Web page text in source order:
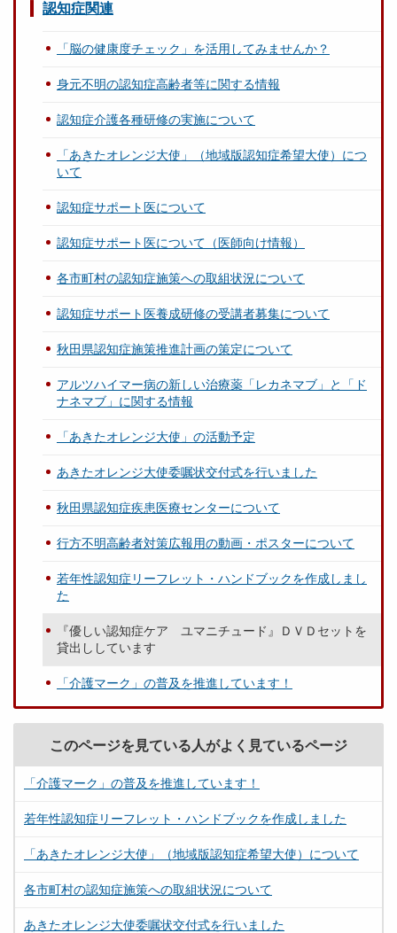
認知症関連
「脳の健康度チェック」を活用してみませんか？
身元不明の認知症高齢者等に関する情報
認知症介護各種研修の実施について
「あきたオレンジ大使」（地域版認知症希望大使）につ
いて
認知症サポート医について
認知症サポート医について（医師向け情報）
各市町村の認知症施策への取組状況について
認知症サポート医養成研修の受講者募集について
秋田県認知症施策推進計画の策定について
アルツハイマー病の新しい治療薬「レカネマブ」と「ド
ナネマブ」に関する情報
「あきたオレンジ大使」の活動予定
あきたオレンジ大使委嘱状交付式を行いました
秋田県認知症疾患医療センターについて
行方不明高齢者対策広報用の動画・ポスターについて
若年性認知症リーフレット・ハンドブックを作成しまし
た
『優しい認知症ケア ユマニチュード』ＤＶＤセットを
貸出ししています
「介護マーク」の普及を推進しています！
このページを見ている人がよく見ているページ
「介護マーク」の普及を推進しています！
若年性認知症リーフレット・ハンドブックを作成しました
「あきたオレンジ大使」（地域版認知症希望大使）について
各市町村の認知症施策への取組状況について
あきたオレンジ大使委嘱状交付式を行いました